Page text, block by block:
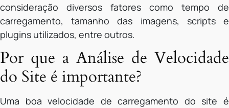
consideração diversos fatores como tempo de
carregamento, tamanho das imagens, scripts e
plugins utilizados, entre outros.
Por que a Análise de Velocidade
do Site é importante?
Uma boa velocidade de carregamento do site é